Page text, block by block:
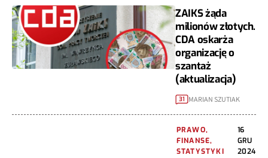
ZAIKS żąda
milionów złotych.
CDA oskarża
organizację o
szantaż
(aktualizacja)
31 MARIAN SZUTIAK
PRAWO,
FINANSE,
STATYSTYKI
16
GRU
2024